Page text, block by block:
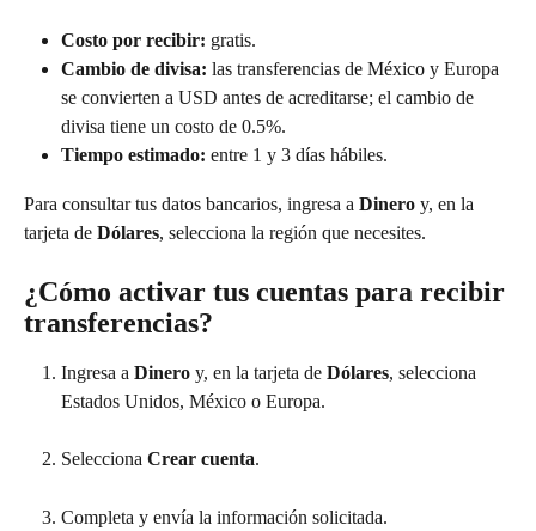
Costo por recibir: gratis.
Cambio de divisa: las transferencias de México y Europa
se convierten a USD antes de acreditarse; el cambio de
divisa tiene un costo de 0.5%.
Tiempo estimado: entre 1 y 3 días hábiles.
Para consultar tus datos bancarios, ingresa a Dinero y, en la
tarjeta de Dólares, selecciona la región que necesites.
¿Cómo activar tus cuentas para recibir
transferencias?
Ingresa a Dinero y, en la tarjeta de Dólares, selecciona
Estados Unidos, México o Europa.
Selecciona Crear cuenta.
Completa y envía la información solicitada.